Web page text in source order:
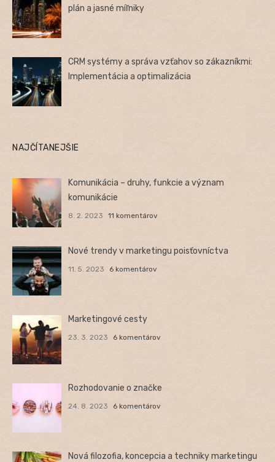
plán a jasné míľniky
CRM systémy a správa vzťahov so zákazníkmi:
Implementácia a optimalizácia
NAJČÍTANEJŠIE
Komunikácia – druhy, funkcie a význam
komunikácie
8. 2. 2023 11 komentárov
Nové trendy v marketingu poisťovníctva
11. 5. 2023 6 komentárov
Marketingové cesty
23. 3. 2023 6 komentárov
Rozhodovanie o značke
24. 8. 2023 6 komentárov
Nová filozofia, koncepcia a techniky marketingu